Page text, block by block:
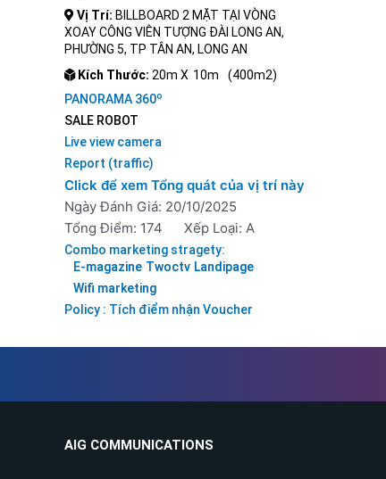
Vị Trí: BILLBOARD 2 MẶT TẠI VÒNG
XOAY CÔNG VIÊN TƯỢNG ĐÀI LONG AN,
PHƯỜNG 5, TP TÂN AN, LONG AN
Kích Thước: 20m X 10m
(400m2)
PANORAMA 360o
SALE ROBOT
Live view camera
Report (traffic)
Click để xem Tổng quát của vị trí này
Ngày Đánh Giá: 20/10/2025
Tổng Điểm: 174
Xếp Loại: A
Combo marketing stragety:
E-magazine Twoctv Landipage
Wifi marketing
Policy : Tích điểm nhận Voucher
AIG COMMUNICATIONS